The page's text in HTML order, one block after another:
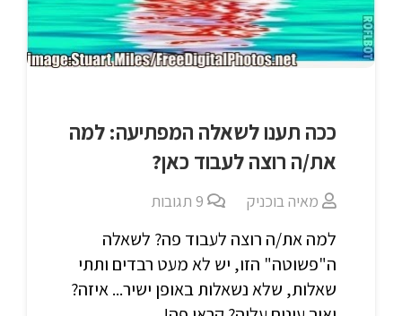
ככה תענו לשאלה המפתיעה: למה
את/ה רוצה לעבוד כאן?
מאיה בוכניק 9 תגובות
למה את/ה רוצה לעבוד פה? לשאלה
ה"פשוטה" הזו, יש לא מעט רבדים ותתי
שאלות, שלא נשאלות באופן ישיר... איזה?